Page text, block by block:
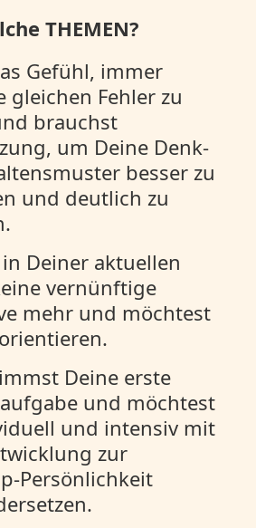
THEMEN?
Gefühl, immer
gleichen Fehler zu
brauchst
um Deine Denk-
besser zu
und deutlich zu
Deiner aktuellen
vernünftige
mehr und möchtest
Deine erste
und möchtest
und intensiv mit
zur
Persönlichkeit